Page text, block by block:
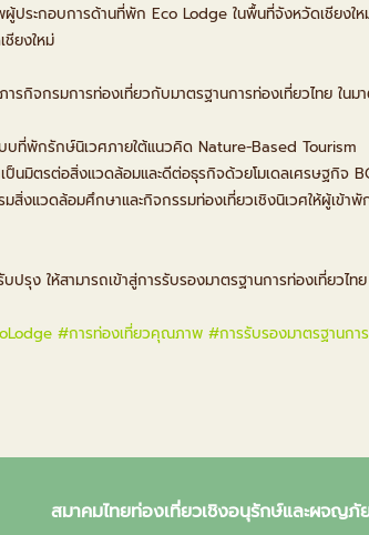
ระกอบการด้านที่พัก Eco Lodge ในพื้นที่จังหวัดเชียงใ
ยงใหม่
ภารกิจกรมการท่องเที่ยวกับมาตรฐานการท่องเที่ยวไทย
ที่พักรักษ์นิเวศภายใต้แนวคิด Nature-Based Tourism
ป็นมิตรต่อสิ่งแวดล้อมและดีต่อธุรกิจด้วยโมเดลเศรษฐกิจ
สิ่งแวดล้อมศึกษาและกิจกรรมท่องเที่ยวเชิงนิเวศให้ผู้เข้าพั
รุง ให้สามารถเข้าสู่การรับรองมาตรฐานการท่องเที่ยว
#การท่องเที่ยวคุณภาพ #การรับรองมาตรฐานกา
สมาคมไทยท่องเที่ยวเชิงอนุรักษ์และผจญภั